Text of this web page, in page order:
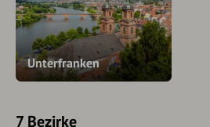
Unterfranken
7 Bezirke